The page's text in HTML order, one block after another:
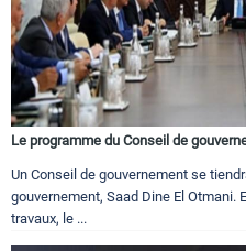
Le programme du Conseil de
Un Conseil de gouvernement se
gouvernement, Saad Dine El Otmani.
travaux, le ...